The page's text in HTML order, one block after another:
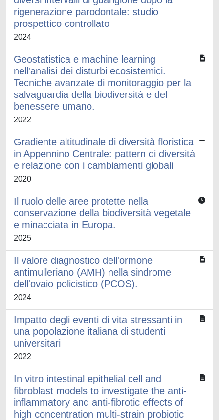
rigenerazione parodontale: studio
prospettico controllato
2024
Geostatistica e machine learning
nell'analisi dei disturbi ecosistemici.
Tecniche avanzate di monitoraggio per la
salvaguardia della biodiversità e del
benessere umano.
2022
Gradiente altitudinale di diversità floristica
in Appennino Centrale: pattern di diversità
e relazione con i cambiamenti globali
2020
Il ruolo delle aree protette nella
conservazione della biodiversità vegetale
e minacciata in Europa.
2025
Il valore diagnostico dell'ormone
antimulleriano (AMH) nella sindrome
dell'ovaio policistico (PCOS).
2024
Impatto degli eventi di vita stressanti in
una popolazione italiana di studenti
universitari
2022
In vitro intestinal epithelial cell and
fibroblast models to investigate the anti-
inflammatory and anti-fibrotic effects of
high concentration multi-strain probiotic